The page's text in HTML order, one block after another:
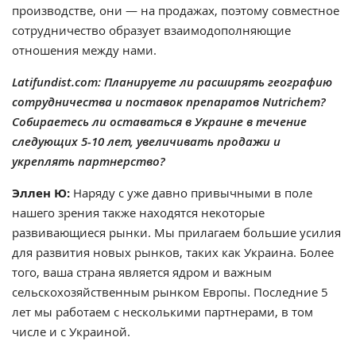
производстве, они — на продажах, поэтому совместное
сотрудничество образует взаимодополняющие
отношения между нами.
Latifundist.com: Планируете ли расширять географию
сотрудничества и поставок препаратов Nutrichem?
Собираетесь ли оставаться в Украине в течение
следующих 5-10 лет, увеличивать продажи и
укреплять партнерство?
Эллен Ю: Наряду с уже давно привычными в поле
нашего зрения также находятся некоторые
развивающиеся рынки. Мы прилагаем большие усилия
для развития новых рынков, таких как Украина. Более
того, ваша страна является ядром и важным
сельскохозяйственным рынком Европы. Последние 5
лет мы работаем с несколькими партнерами, в том
числе и с Украиной.